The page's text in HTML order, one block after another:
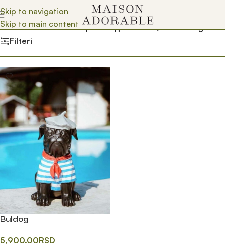
Skip to navigation
Skip to main content
Почетна/Prodavnica/Производ oзначен „crni buldog“
Filteri
Buldog
5,900.00RSD